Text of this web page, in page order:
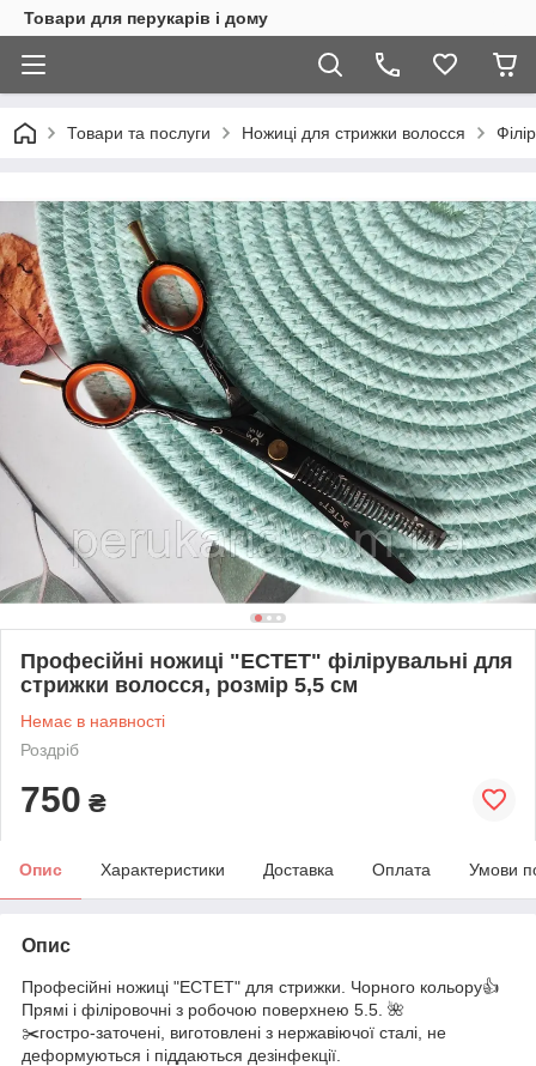
Товари для перукарів і дому
Товари та послуги Ножиці для стрижки волосся
Професійні ножиці "ЕСТЕТ" філірувальні для
стрижки волосся, розмір 5,5 см
Немає в наявності
Роздріб
750 ₴
Опис Характеристики Доставка Оплата Умови
Опис
Професійні ножиці "ЕСТЕТ" для стрижки. Чорного кольору👍
Прямі і філіровочні з робочою поверхнею 5.5. 🌺
✂️гостро-заточені, виготовлені з нержавіючої сталі, не
деформуються і піддаються дезінфекції.